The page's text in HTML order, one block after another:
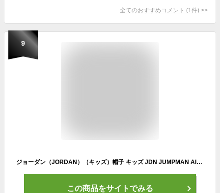
全てのおすすめコメント (1 件) >
9
ジョーダン（JORDAN）（キッズ）帽子 キッズ JDN JUMPMAN AIR キャップ 9A0128-R78 日よけ
この商品をサイトでみる